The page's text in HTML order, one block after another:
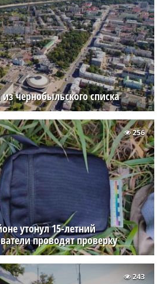
чернобыльского списка
утонул 15-летний
проводят проверку
256
243